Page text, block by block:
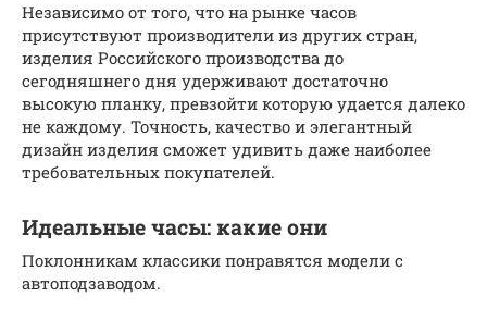
Независимо от того, что на рынке часов
присутствуют производители из других стран,
изделия Российского производства до
сегодняшнего дня удерживают достаточно
высокую планку, превзойти которую удается далеко
не каждому. Точность, качество и элегантный
дизайн изделия сможет удивить даже наиболее
требовательных покупателей.
Идеальные часы: какие они
Поклонникам классики понравятся модели с
автоподзаводом.